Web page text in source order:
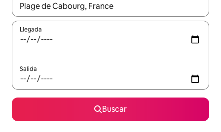
Cuando los resultados estén disponibles, navega con las
Llegada
Salida
Buscar